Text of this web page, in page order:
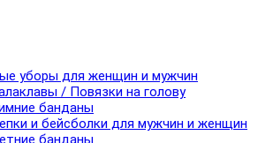
уборы для женщин и мужчин
/ Повязки на голову
банданы
и бейсболки для мужчин и женщин
банданы